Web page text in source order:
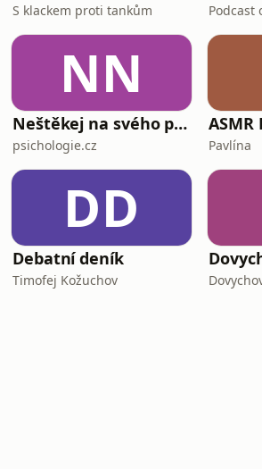
S klackem proti tankům Podcast
NN
Neštěkej na svého psa
psichologie.cz
ASMR
Pavlína
DD
Debatní deník
Timofej Kožuchov